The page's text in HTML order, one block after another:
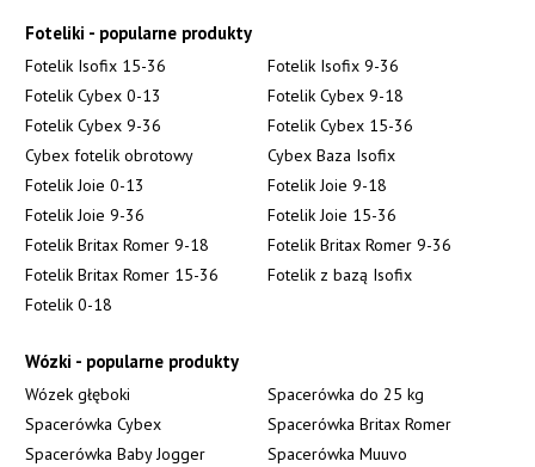
Foteliki - popularne produkty
Fotelik Isofix 15-36
Fotelik Isofix 9-36
Fotelik Cybex 0-13
Fotelik Cybex 9-18
Fotelik Cybex 9-36
Fotelik Cybex 15-36
Cybex fotelik obrotowy
Cybex Baza Isofix
Fotelik Joie 0-13
Fotelik Joie 9-18
Fotelik Joie 9-36
Fotelik Joie 15-36
Fotelik Britax Romer 9-18
Fotelik Britax Romer 9-36
Fotelik Britax Romer 15-36
Fotelik z bazą Isofix
Fotelik 0-18
Wózki - popularne produkty
Wózek głęboki
Spacerówka do 25 kg
Spacerówka Cybex
Spacerówka Britax Romer
Spacerówka Baby Jogger
Spacerówka Muuvo